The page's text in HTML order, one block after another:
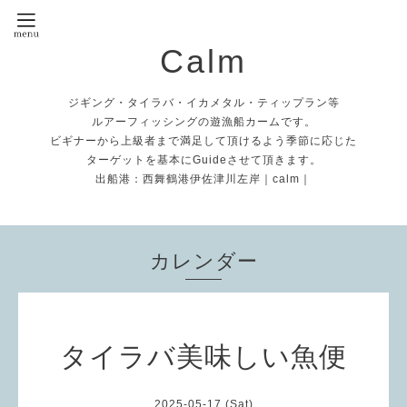
Calm
ジギング・タイラバ・イカメタル・ティップラン等
ルアーフィッシングの遊漁船カームです。
ビギナーから上級者まで満足して頂けるよう季節に応じた
ターゲットを基本にGuideさせて頂きます。
出船港：西舞鶴港伊佐津川左岸｜calm｜
カレンダー
タイラバ美味しい魚便
2025-05-17 (Sat)